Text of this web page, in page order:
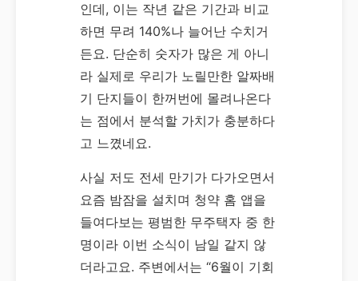
인데, 이는 작년 같은 기간과 비교
하면 무려 140%나 늘어난 수치거
든요. 단순히 숫자가 많은 게 아니
라 실제로 우리가 노릴만한 알짜배
기 단지들이 한꺼번에 몰려나온다
는 점에서 분석할 가치가 충분하다
고 느꼈네요.
사실 저도 전세 만기가 다가오면서
요즘 밤잠을 설치며 청약 홈 앱을
들여다보는 평범한 무주택자 중 한
명이라 이번 소식이 남일 같지 않
더라고요. 주변에서는 “6월이 기회